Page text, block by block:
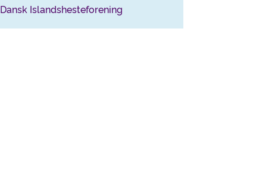
Dansk Islandshesteforening